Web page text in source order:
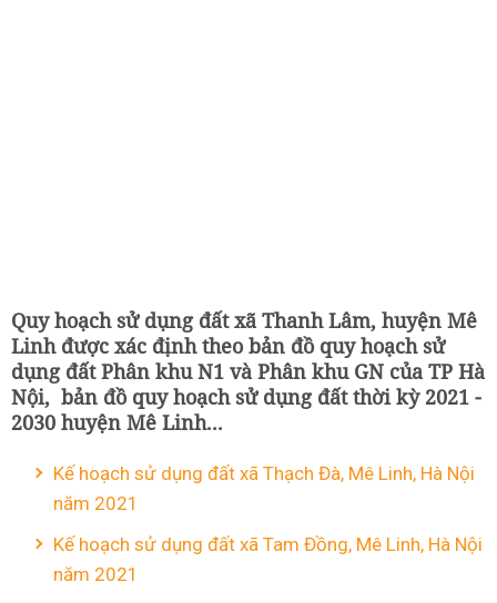
Quy hoạch sử dụng đất xã Thanh Lâm, huyện Mê
Linh được xác định theo bản đồ quy hoạch sử
dụng đất Phân khu N1 và Phân khu GN của TP Hà
Nội, bản đồ quy hoạch sử dụng đất thời kỳ 2021 -
2030 huyện Mê Linh...
Kế hoạch sử dụng đất xã Thạch Đà, Mê Linh, Hà Nội
năm 2021
Kế hoạch sử dụng đất xã Tam Đồng, Mê Linh, Hà Nội
năm 2021